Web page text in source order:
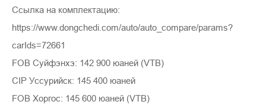
Ссылка на комплектацию:
https://www.dongchedi.com/auto/auto_compare/params?
carIds=72661
FOB Суйфэнхэ: 142 900 юаней (VTB)
CIP Уссурийск: 145 400 юаней
FOB Хоргос: 145 600 юаней (VTB)